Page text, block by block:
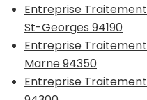
Entreprise
St-Georges 94190
Entreprise
Marne 94350
Entreprise